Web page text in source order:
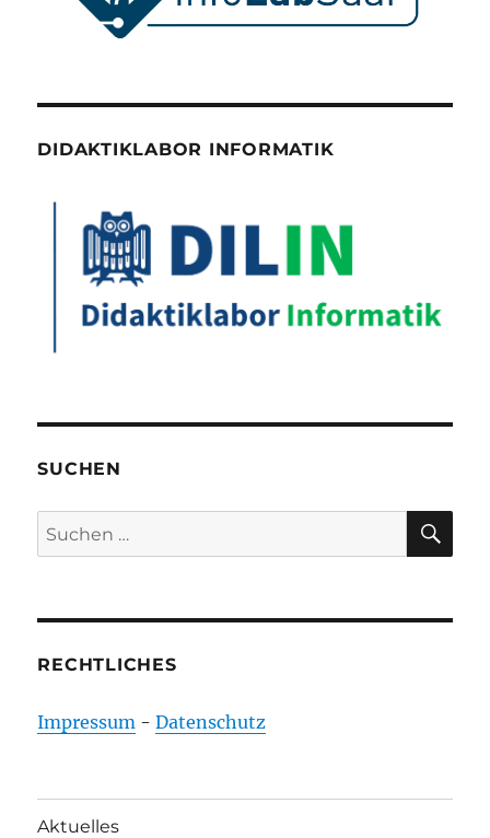
DIDAKTIKLABOR INFORMATIK
SUCHEN
Suchen
nach:
RECHTLICHES
Impressum -Datenschutz
Aktuelles